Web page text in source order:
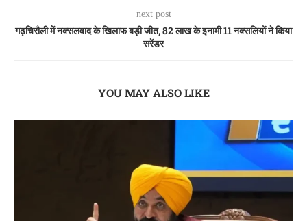
next post
गढ़चिरौली में नक्सलवाद के खिलाफ बड़ी जीत, 82 लाख के इनामी 11 नक्सलियों ने किया
सरेंडर
YOU MAY ALSO LIKE